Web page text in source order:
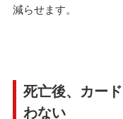
減らせます。
死亡後、カー
わない